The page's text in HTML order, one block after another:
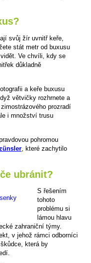
svůj žír uvnitř keře,
stát metr od buxusu
Ve chvíli, kdy se
důkladně
a keře buxusu
větvičky rozhrnete a
prozradí
i množství trusu
pohromou
, které zachytilo
ubránit?
S řešením
tohoto
problému si
lámou hlavu
zahraniční týmy.
v jehož rámci odborníci
která by